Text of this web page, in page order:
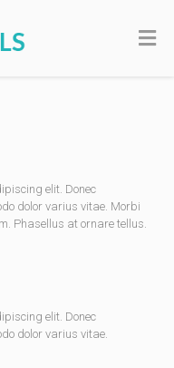
elit. Donec
dolor varius vitae. Morbi
Phasellus at ornare tellus.
elit. Donec
dolor varius vitae.